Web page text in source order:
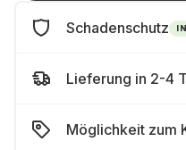
Schadenschutz
Lieferung in 2-4
Möglichkeit zum